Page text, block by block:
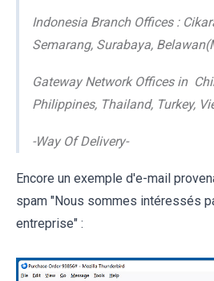
Indonesia Branch Offices :
Semarang, Surabaya,
Gateway Network Offices in
Philippines, Thailand, Turkey,
-Way Of Delivery-
Encore un exemple d'e-mail
spam "Nous sommes intéressés
entreprise" :